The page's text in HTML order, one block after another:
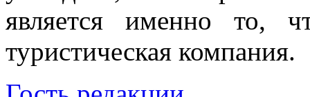
является именно то,
туристическая компания.